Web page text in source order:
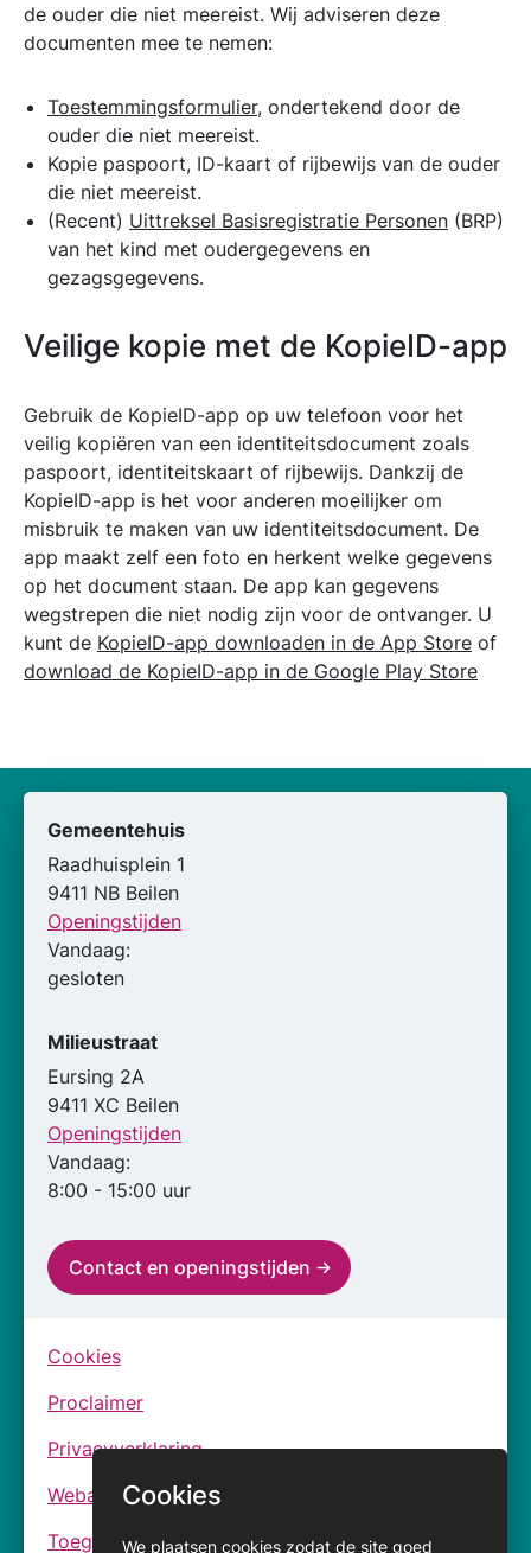
de ouder die niet meereist. Wij adviseren deze
documenten mee te nemen:
Toestemmingsformulier, ondertekend door de
ouder die niet meereist.
Kopie paspoort, ID-kaart of rijbewijs van de ouder
die niet meereist.
(Recent) Uittreksel Basisregistratie Personen (BRP)
van het kind met oudergegevens en
gezagsgegevens.
Veilige kopie met de KopieID-app
Gebruik de KopieID-app op uw telefoon voor het
veilig kopiëren van een identiteitsdocument zoals
paspoort, identiteitskaart of rijbewijs. Dankzij de
KopieID-app is het voor anderen moeilijker om
misbruik te maken van uw identiteitsdocument. De
app maakt zelf een foto en herkent welke gegevens
op het document staan. De app kan gegevens
wegstrepen die niet nodig zijn voor de ontvanger. U
kunt de KopieID-app downloaden in de App Store of
download de KopieID-app in de Google Play Store
Gemeentehuis
Raadhuisplein 1
9411 NB Beilen
Openingstijden
Vandaag:
gesloten
Milieustraat
Eursing 2A
9411 XC Beilen
Openingstijden
Vandaag:
8:00 - 15:00 uur
Contact en openingstijden
Cookies
Proclaimer
Privacyverklaring
Webarchief
Toegankelijkheidsverklaringen
Cookies
We plaatsen cookies zodat de site goed